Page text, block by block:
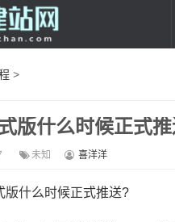
>
版什么时候正式推
未知 喜洋洋
版什么时候正式推送?